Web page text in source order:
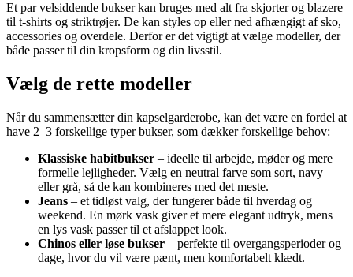
Et par velsiddende bukser kan bruges med alt fra skjorter og blazere
til t-shirts og striktrøjer. De kan styles op eller ned afhængigt af sko,
accessories og overdele. Derfor er det vigtigt at vælge modeller, der
både passer til din kropsform og din livsstil.
Vælg de rette modeller
Når du sammensætter din kapselgarderobe, kan det være en fordel at
have 2–3 forskellige typer bukser, som dækker forskellige behov:
Klassiske habitbukser – ideelle til arbejde, møder og mere
formelle lejligheder. Vælg en neutral farve som sort, navy
eller grå, så de kan kombineres med det meste.
Jeans – et tidløst valg, der fungerer både til hverdag og
weekend. En mørk vask giver et mere elegant udtryk, mens
en lys vask passer til et afslappet look.
Chinos eller løse bukser – perfekte til overgangsperioder og
dage, hvor du vil være pænt, men komfortabelt klædt.